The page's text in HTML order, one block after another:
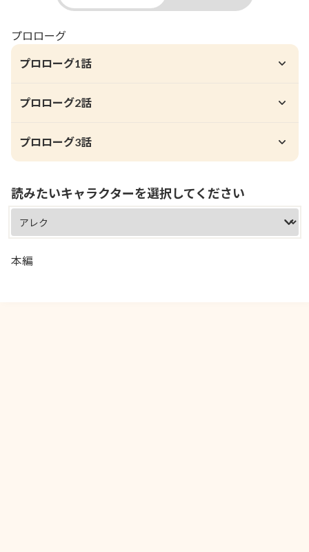
プロローグ
プロローグ1話
プロローグ2話
プロローグ3話
読みたいキャラクターを選択してください
本編